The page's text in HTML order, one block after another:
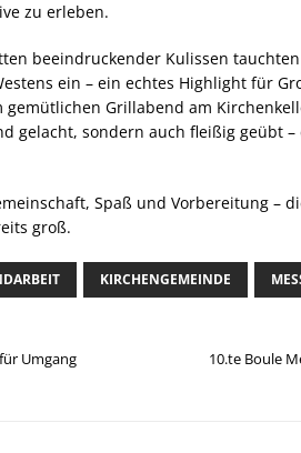
zu erleben.
beeindruckender Kulissen
ein – ein echtes Highlight für
gemütlichen Grillabend am
gelacht, sondern auch fleißig geübt
Spaß und Vorbereitung –
groß.
KIRCHENGEMEINDE
Umgang
10.te Boule